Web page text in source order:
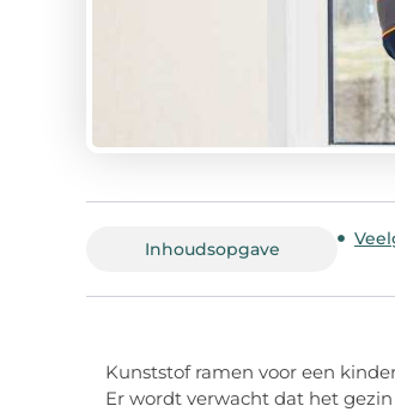
Inhoudsopgave
Kunststof ramen voor een
Er wordt verwacht dat het